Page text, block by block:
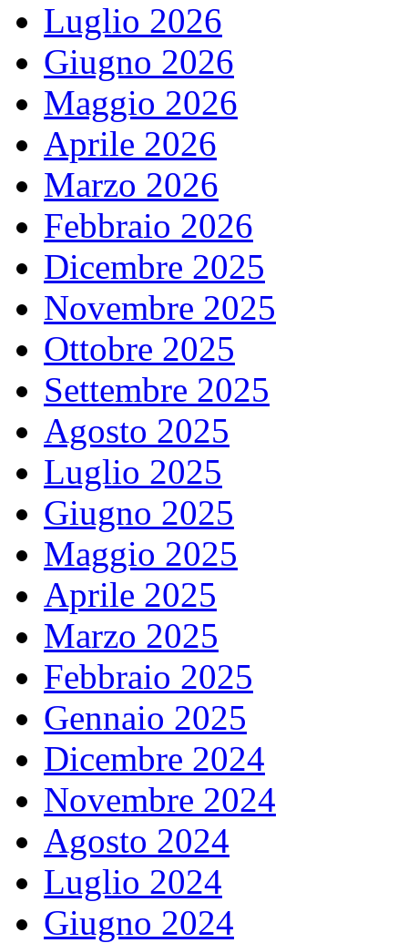
Luglio 2026
Giugno 2026
Maggio 2026
Aprile 2026
Marzo 2026
Febbraio 2026
Dicembre 2025
Novembre 2025
Ottobre 2025
Settembre 2025
Agosto 2025
Luglio 2025
Giugno 2025
Maggio 2025
Aprile 2025
Marzo 2025
Febbraio 2025
Gennaio 2025
Dicembre 2024
Novembre 2024
Agosto 2024
Luglio 2024
Giugno 2024